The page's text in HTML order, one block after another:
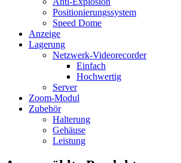
Positionierungssystem
Speed ​​Dome
Anzeige
Lagerung
Netzwerk-Videorecorder
Einfach
Hochwertig
Server
Zoom-Modul
Zubehör
Halterung
Gehäuse
Leistung